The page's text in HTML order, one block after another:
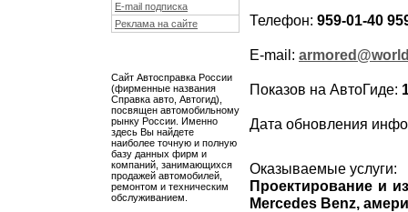
E-mail подписка
Реклама на сайте
Сайт Автосправка России
(фирменные названия
Справка авто, Автогид),
посвящен автомобильному
рынку России. Именно
здесь Вы найдете
наиболее точную и полную
базу данных фирм и
компаний, занимающихся
продажей автомобилей,
ремонтом и техническим
обслуживанием.
Телефон: 959-01-40
E-mail:
Показов на АвтоГиде:
Дата обновления
Оказываемые услуги:
Проектирование и
Mercedes Benz,